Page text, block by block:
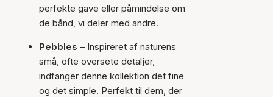
perfekte gave eller påmindelse om
de bånd, vi deler med andre.
Pebbles – Inspireret af naturens
små, ofte oversete detaljer,
indfanger denne kollektion det fine
og det simple. Perfekt til dem, der